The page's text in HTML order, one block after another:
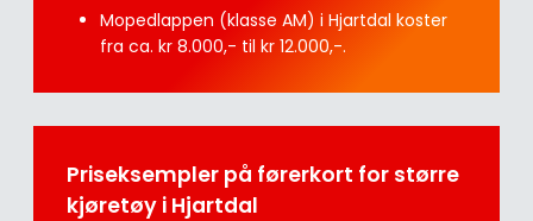
Mopedlappen (klasse AM) i Hjartdal koster
fra ca. kr 8.000,- til kr 12.000,-.
Priseksempler på førerkort for større
kjøretøy i Hjartdal